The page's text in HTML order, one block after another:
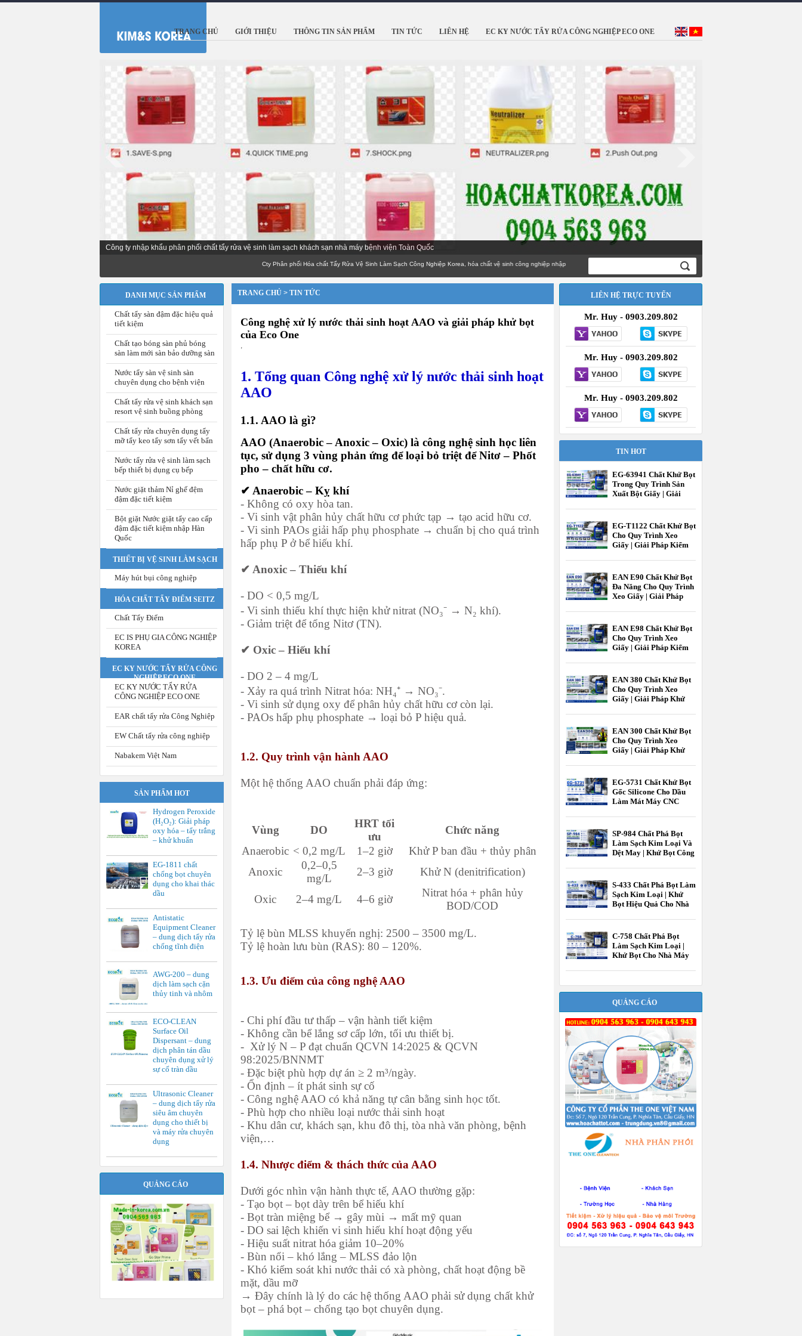
TRANG CHỦ GIỚI THIỆU THÔNG TIN SẢN PHẨM TIN TỨC LIÊN HỆ EC KY NƯỚC TẨY RỬA CÔNG NGHIỆP ECO ONE
Công ty nhập khẩu phân phối chất tẩy rửa vệ sinh làm sạch khách sạn nhà máy bệnh viện Toàn Quốc
Cty Phân phối Hóa chất Tẩy Rửa Vệ Sinh Làm Sạch Công Nghiệp Korea, hóa chất vệ sinh công nghiệp nhập
DANH MỤC SẢN PHẨM
Chất tẩy sàn đậm đặc hiệu quả
tiết kiệm
Chất tạo bóng sàn phủ bóng
sàn làm mới sàn bảo dưỡng sàn
Nước tẩy sàn vệ sinh sàn
chuyên dụng cho bệnh viện
Chất tẩy rửa vệ sinh khách sạn
resort vệ sinh buồng phòng
Chất tẩy rửa chuyên dụng tẩy
mỡ tẩy keo tẩy sơn tẩy vết bẩn
Nước tẩy rửa vệ sinh làm sạch
bếp thiết bị dụng cụ bếp
Nước giặt thảm Nỉ ghế đệm
đậm đặc tiết kiệm
Bột giặt Nước giặt tẩy cao cấp
đậm đặc tiết kiệm nhập Hàn
Quốc
THIẾT BỊ VỆ SINH LÀM SẠCH
Máy hút bụi công nghiệp
HÓA CHẤT TẨY ĐIỂM SEITZ
Chất Tẩy Điểm
EC IS PHỤ GIA CÔNG NGHIỆP
KOREA
EC KY NƯỚC TẨY RỬA CÔNG
NGHIỆP ECO ONE
EC KY NƯỚC TẨY RỬA
CÔNG NGHIỆP ECO ONE
EAR chất tẩy rửa Công Nghiệp
EW Chất tẩy rửa công nghiệp
Nabakem Việt Nam
SẢN PHẨM HOT
Hydrogen Peroxide
(H₂O₂): Giải pháp
oxy hóa – tẩy trắng
– khử khuẩn
EG-1811 chất
chống bọt chuyên
dụng cho khai thác
dầu
Antistatic
Equipment Cleaner
– dung dịch tẩy rửa
chống tĩnh điện
AWG-200 – dung
dịch làm sạch cặn
thủy tinh và nhôm
ECO-CLEAN
Surface Oil
Dispersant – dung
dịch phân tán dầu
chuyên dụng xử lý
sự cố tràn dầu
Ultrasonic Cleaner
– dung dịch tẩy rửa
siêu âm chuyên
dụng cho thiết bị
và máy rửa chuyên
dụng
QUẢNG CÁO
TRANG CHỦ > TIN TỨC
Công nghệ xử lý nước thải sinh hoạt AAO và giải pháp khử bọt
của Eco One
,
1. Tổng quan Công nghệ xử lý nước thải sinh hoạt
AAO
1.1. AAO là gì?
AAO (Anaerobic – Anoxic – Oxic) là công nghệ sinh học liên
tục, sử dụng 3 vùng phản ứng để loại bỏ triệt để Nitơ – Phốt
pho – chất hữu cơ.
✔ Anaerobic – Kỵ khí
- Không có oxy hòa tan.
- Vi sinh vật phân hủy chất hữu cơ phức tạp → tạo acid hữu cơ.
- Vi sinh PAOs giải hấp phụ phosphate → chuẩn bị cho quá trình
hấp phụ P ở bể hiếu khí.
✔ Anoxic – Thiếu khí
- DO < 0,5 mg/L
- Vi sinh thiếu khí thực hiện khử nitrat (NO₃⁻ → N₂ khí).
- Giảm triệt để tổng Nitơ (TN).
✔ Oxic – Hiếu khí
- DO 2 – 4 mg/L
- Xảy ra quá trình Nitrat hóa: NH₄⁺ → NO₃⁻.
- Vi sinh sử dụng oxy để phân hủy chất hữu cơ còn lại.
- PAOs hấp phụ phosphate → loại bỏ P hiệu quả.
1.2. Quy trình vận hành AAO
Một hệ thống AAO chuẩn phải đáp ứng:
Vùng DO
HRT tối
ưu
Chức năng
Anaerobic < 0,2 mg/L 1–2 giờ
Khử P ban đầu + thủy phân
Anoxic
0,2–0,5
mg/L
2–3 giờ Khử N (denitrification)
Oxic 2–4 mg/L 4–6 giờ
Nitrat hóa + phân hủy
BOD/COD
Tỷ lệ bùn MLSS khuyến nghị: 2500 – 3500 mg/L.
Tỷ lệ hoàn lưu bùn (RAS): 80 – 120%.
1.3. Ưu điểm của công nghệ AAO
- Chi phí đầu tư thấp – vận hành tiết kiệm
- Không cần bể lắng sơ cấp lớn, tối ưu thiết bị.
- Xử lý N – P đạt chuẩn QCVN 14:2025 & QCVN
98:2025/BNNMT
- Đặc biệt phù hợp dự án ≥ 2 m³/ngày.
- Ổn định – ít phát sinh sự cố
- Công nghệ AAO có khả năng tự cân bằng sinh học tốt.
- Phù hợp cho nhiều loại nước thải sinh hoạt
- Khu dân cư, khách sạn, khu đô thị, tòa nhà văn phòng, bệnh
viện,…
1.4. Nhược điểm & thách thức của AAO
Dưới góc nhìn vận hành thực tế, AAO thường gặp:
- Tạo bọt – bọt dày trên bể hiếu khí
- Bọt tràn miệng bể → gây mùi → mất mỹ quan
- DO sai lệch khiến vi sinh hiếu khí hoạt động yếu
- Hiệu suất nitrat hóa giảm 10–20%
- Bùn nổi – khó lắng – MLSS đảo lộn
- Khó kiểm soát khi nước thải có xà phòng, chất hoạt động bề
mặt, dầu mỡ
→ Đây chính là lý do các hệ thống AAO phải sử dụng chất khử
bọt – phá bọt – chống tạo bọt chuyên dụng.
LIÊN HỆ TRỰC TUYẾN
Mr. Huy - 0903.209.802
Mr. Huy - 0903.209.802
Mr. Huy - 0903.209.802
TIN HOT
EG-63941 Chất Khử Bọt
Trong Quy Trình Sản
Xuất Bột Giấy | Giải
EG-T1122 Chất Khử Bọt
Cho Quy Trình Xeo
Giấy | Giải Pháp Kiểm
EAN E90 Chất Khử Bọt
Đa Năng Cho Quy Trình
Xeo Giấy | Giải Pháp
EAN E98 Chất Khử Bọt
Cho Quy Trình Xeo
Giấy | Giải Pháp Kiểm
EcooneChem
EAN 380 Chất Khử Bọt
Cho Quy Trình Xeo
Giấy | Giải Pháp Khử
Giấy | Ecoone Chem
EAN 300 Chất Khử Bọt
Cho Quy Trình Xeo
Giấy | Giải Pháp Khử
EG-5731 Chất Khử Bọt
Gốc Silicone Cho Dầu
Làm Mát Máy CNC
SP-984 Chất Phá Bọt
Làm Sạch Kim Loại Và
Dệt May | Khử Bọt Công
S-433 Chất Phá Bọt Làm
Sạch Kim Loại | Khử
Bọt Hiệu Quả Cho Nhà
C-758 Chất Phá Bọt
Làm Sạch Kim Loại |
Khử Bọt Cho Nhà Máy
QUẢNG CÁO